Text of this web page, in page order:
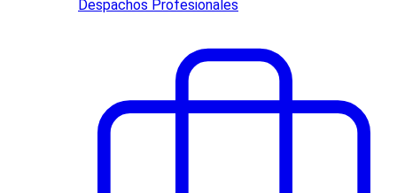
Despachos Profesionales